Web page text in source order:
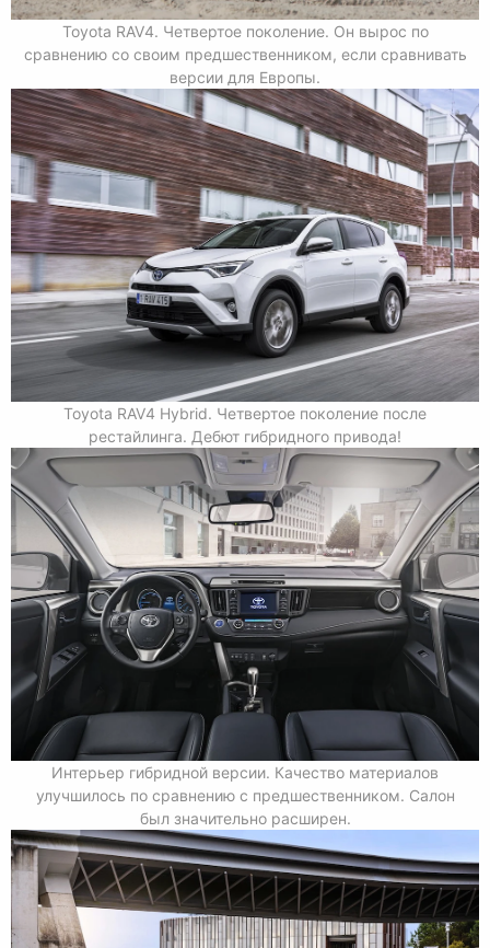
Toyota RAV4. Четвертое поколение. Он вырос по
сравнению со своим предшественником, если сравнивать
версии для Европы.
Toyota RAV4 Hybrid. Четвертое поколение после
рестайлинга. Дебют гибридного привода!
Интерьер гибридной версии. Качество материалов
улучшилось по сравнению с предшественником. Салон
был значительно расширен.